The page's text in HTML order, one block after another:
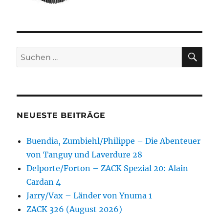
Suchen
nach:
NEUESTE BEITRÄGE
Buendia, Zumbiehl/Philippe – Die Abenteuer
von Tanguy und Laverdure 28
Delporte/Forton – ZACK Spezial 20: Alain
Cardan 4
Jarry/Vax – Länder von Ynuma 1
ZACK 326 (August 2026)